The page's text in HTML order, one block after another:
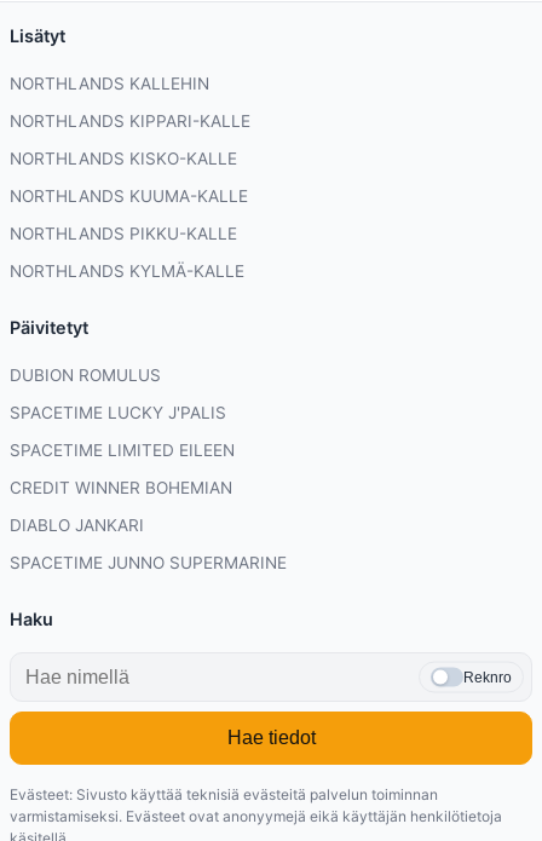
Lisätyt
NORTHLANDS KALLEHIN
NORTHLANDS KIPPARI-KALLE
NORTHLANDS KISKO-KALLE
NORTHLANDS KUUMA-KALLE
NORTHLANDS PIKKU-KALLE
NORTHLANDS KYLMÄ-KALLE
Päivitetyt
DUBION ROMULUS
SPACETIME LUCKY J'PALIS
SPACETIME LIMITED EILEEN
CREDIT WINNER BOHEMIAN
DIABLO JANKARI
SPACETIME JUNNO SUPERMARINE
Haku
Reknro
Hae tiedot
Evästeet: Sivusto käyttää teknisiä evästeitä palvelun toiminnan
varmistamiseksi. Evästeet ovat anonyymejä eikä käyttäjän henkilötietoja